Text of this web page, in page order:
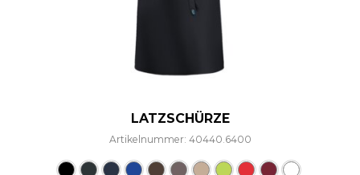
LATZSCHÜRZE
Artikelnummer: 40440.6400